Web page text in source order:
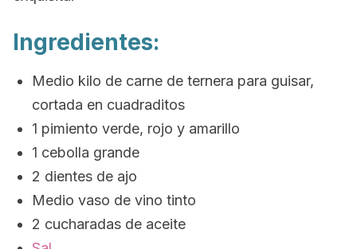
Ingredientes:
Medio kilo de carne de ternera para guisar,
cortada en cuadraditos
1 pimiento verde, rojo y amarillo
1 cebolla grande
2 dientes de ajo
Medio vaso de vino tinto
2 cucharadas de aceite